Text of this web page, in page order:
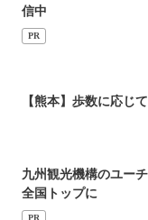
信中
PR
【熊本】歩数に応じ
九州観光機構のユー
全国トップに
PR